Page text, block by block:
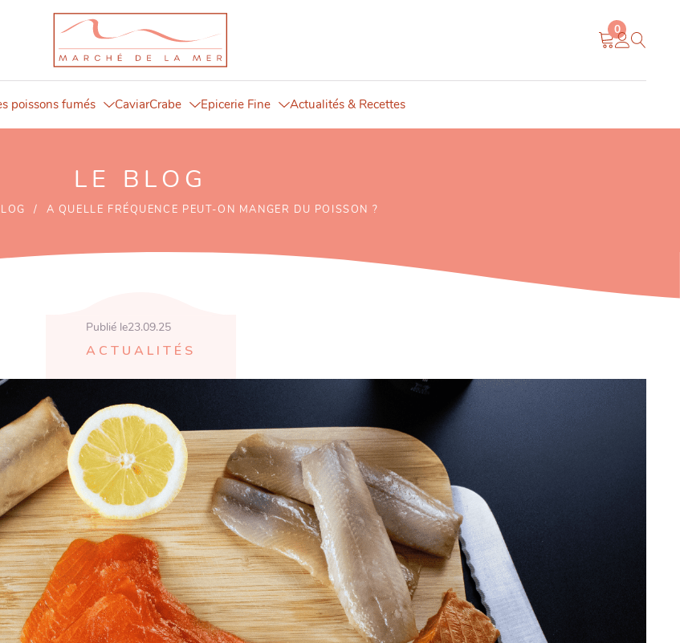
0
poissons fumés CaviarCrabe Epicerie Fine Actualités & Recettes
LE BLOG
/ A QUELLE FRÉQUENCE PEUT-ON MANGER DU POISSON ?
Publié le23.09.25
ACTUALITÉS